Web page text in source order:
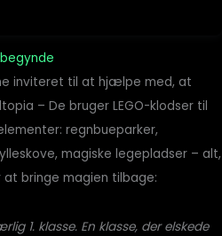
inviteret til at hjælpe med, at
– De bruger LEGO-klodser til
regnbueparker,
magiske legepladser – alt,
bringe magien tilbage:
1. klasse. En klasse, der elskede